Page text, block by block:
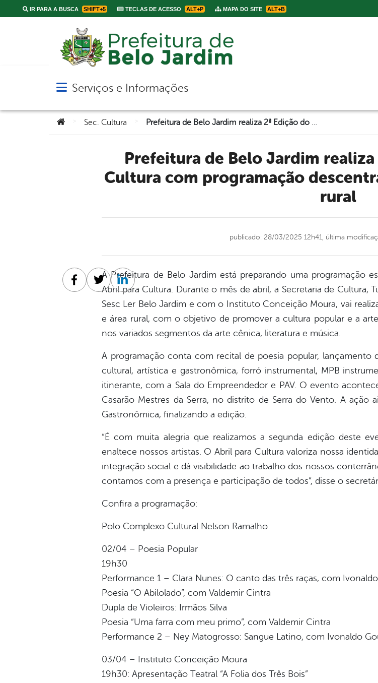
IR PARA A BUSCA SHIFT+5 TECLAS DE ACESSO ALT+P MAPA DO SITE ALT+B
Abrir menu principal de navegação
Serviços e Informações
Você está aqui:
Sec. Cultura
Prefeitura de Belo Jardim realiza 2ª Edição do Abril para
Cultura com programação
rural
publicado: 28/03/2025 12h41, última
A Prefeitura de Belo Jardim está preparando uma programação
Abril para Cultura. Durante o mês de abril, a Secretaria de
Sesc Ler Belo Jardim e com o Instituto Conceição Moura, vai
e área rural, com o objetivo de promover a cultura popular e a
nos variados segmentos da arte cênica, literatura e música.
A programação conta com recital de poesia popular, lançamento
cultural, artística e gastronômica, forró instrumental, MPB
itinerante, com a Sala do Empreendedor e PAV. O evento
Casarão Mestres da Serra, no distrito de Serra do Vento. A ação
Gastronômica, finalizando a edição.
“É com muita alegria que realizamos a segunda edição deste
enaltece nossos artistas. O Abril para Cultura valoriza nossa
integração social e dá visibilidade ao trabalho dos nossos
contamos com a presença e participação de todos”, disse o
Confira a programação:
Polo Complexo Cultural Nelson Ramalho
02/04 – Poesia Popular
19h30
Performance 1 – Clara Nunes: O canto das três raças, com
Poesia “O Abilolado”, com Valdemir Cintra
Dupla de Violeiros: Irmãos Silva
Poesia “Uma farra com meu primo”, com Valdemir Cintra
Performance 2 – Ney Matogrosso: Sangue Latino, com Ivonaldo
03/04 – Instituto Conceição Moura
19h30: Apresentação Teatral “A Folia dos Três Bois”
Facebook
TwitterLinkedin